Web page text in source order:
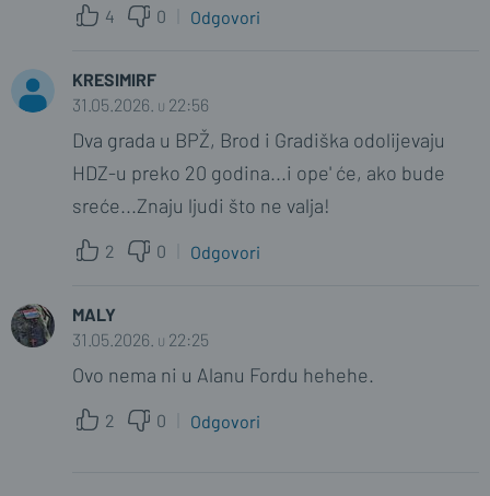
4 0 Odgovori
KRESIMIRF
31.05.2026. u 22:56
Dva grada u BPŽ, Brod i Gradiška odolijevaju
HDZ-u preko 20 godina...i ope' će, ako bude
sreće...Znaju ljudi što ne valja!
2 0 Odgovori
MALY
31.05.2026. u 22:25
Ovo nema ni u Alanu Fordu hehehe.
2 0 Odgovori